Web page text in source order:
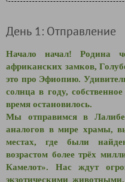
День 1: Отправление
Начало начал! Родина
африканских замков,
это про Эфиопию.
солнца в году,
время остановилось.
Мы отправимся в
аналогов в мире храмы,
местах, где были
возрастом более трёх
Камелот». Нас ждут
экзотическими